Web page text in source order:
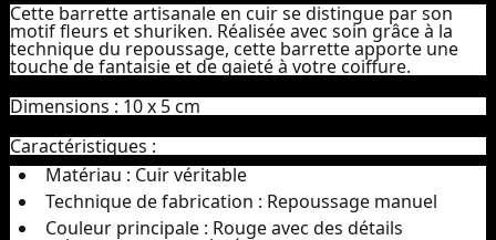
Cette barrette artisanale en cuir se distingue par son
motif fleurs et shuriken. Réalisée avec soin grâce à la
technique du repoussage, cette barrette apporte une
touche de fantaisie et de gaieté à votre coiffure.
Dimensions : 10 x 5 cm
Caractéristiques :
Matériau : Cuir véritable
Technique de fabrication : Repoussage manuel
Couleur principale : Rouge avec des détails